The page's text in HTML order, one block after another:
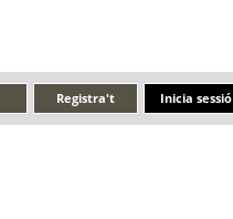
Inicia sessió
Registra't